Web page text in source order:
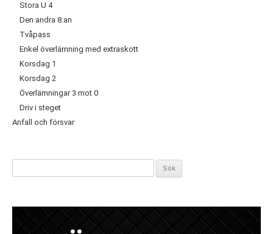
Stora U 4
Den andra 8:an
Tvåpass
Enkel överlämning med extraskott
Korsdag 1
Korsdag 2
Överlämningar 3 mot 0
Driv i steget
Anfall och försvar